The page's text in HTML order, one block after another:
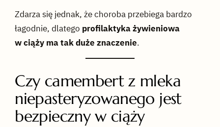
Zdarza się jednak, że choroba przebiega bardzo
łagodnie, dlatego profilaktyka żywieniowa
w ciąży ma tak duże znaczenie.
Czy camembert z mleka
niepasteryzowanego jest
bezpieczny w ciąży